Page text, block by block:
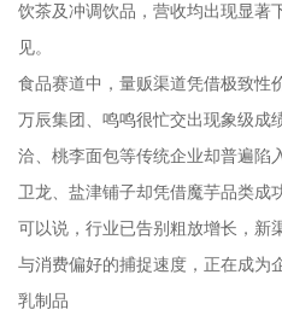
饮茶及冲调饮品，营收均出现显著
见。
食品赛道中，量贩渠道凭借极致性
万辰集团、鸣鸣很忙交出现象级成
洽、桃李面包等传统企业却普遍陷
卫龙、盐津铺子却凭借魔芋品类成
可以说，行业已告别粗放增长，新
与消费偏好的捕捉速度，正在成为
乳制品